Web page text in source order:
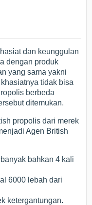
dan keunggulan
dengan produk
yang sama yakni
tidak bisa
berbeda
ditemukan.
propolis dari merek
Agen British
bahkan 4 kali
6000 lebah dari
ketergantungan.